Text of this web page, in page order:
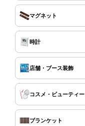
マグネット
時計
店舗・ブース装飾
コスメ・ビューティー
ブランケット